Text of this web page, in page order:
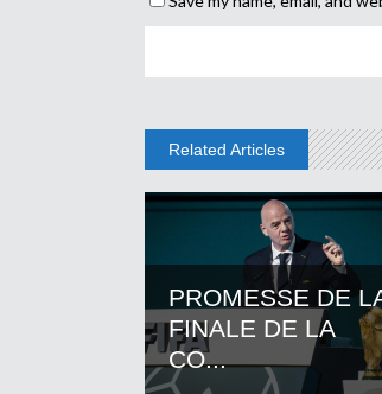
Related Articles
PROMESSE DE
FINALE DE LA
CO...